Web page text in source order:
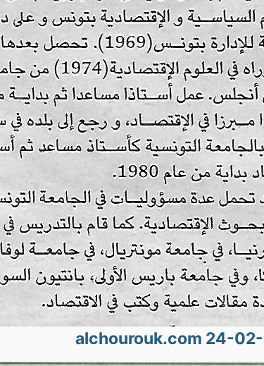
alchourouk.com 24-